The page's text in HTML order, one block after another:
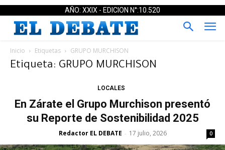
AÑO: XXIX - EDICION N°:10.520
Inicio Etiquetas GRUPO MURCHISON
Etiqueta: GRUPO MURCHISON
LOCALES
En Zárate el Grupo Murchison presentó
su Reporte de Sostenibilidad 2025
Redactor EL DEBATE - 17 julio, 2026 0